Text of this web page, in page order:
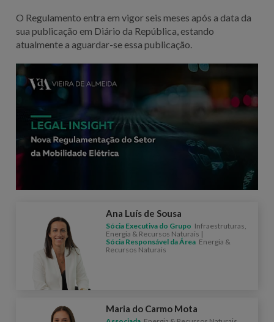
O Regulamento entra em vigor seis meses após a data da
sua publicação em Diário da República, estando
atualmente a aguardar-se essa publicação.
Ana Luís de Sousa
Sócia Executiva do Grupo Infraestruturas,
Energia & Recursos Naturais |
Sócia Responsável da Área Energia &
Recursos Naturais
Maria do Carmo Mota